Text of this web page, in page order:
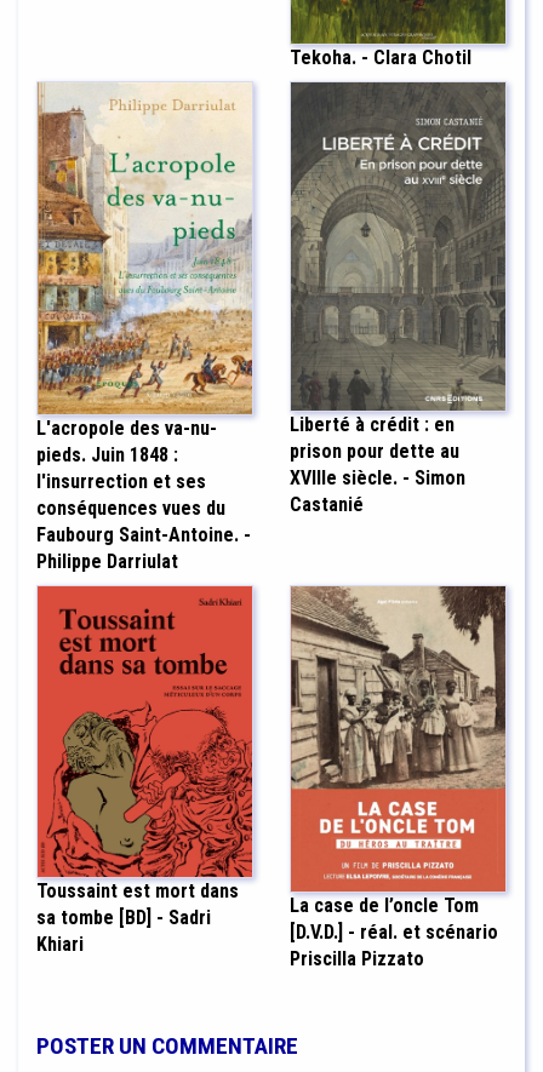
Tekoha. - Clara Chotil
L'acropole des va-nu-
pieds. Juin 1848 :
l'insurrection et ses
conséquences vues du
Faubourg Saint-Antoine. -
Philippe Darriulat
Liberté à crédit : en
prison pour dette au
XVIIIe siècle. - Simon
Castanié
Toussaint est mort dans
sa tombe [BD] - Sadri
Khiari
La case de l’oncle Tom
[D.V.D.] - réal. et scénario
Priscilla Pizzato
POSTER UN COMMENTAIRE